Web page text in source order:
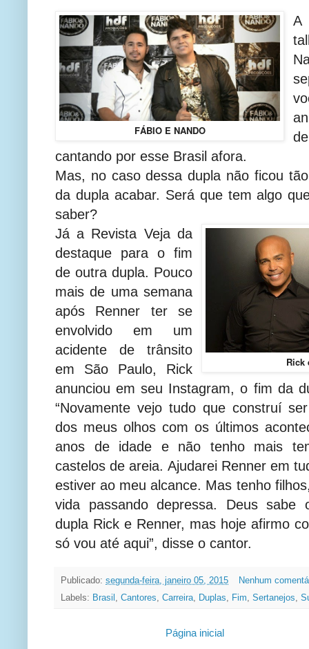
FÁBIO E NANDO
cantando por esse Brasil afora.
Mas, no caso dessa dupla não ficou
da dupla acabar. Será que tem algo
saber?
Rick
Já a Revista Veja da
destaque para o fim
de outra dupla. Pouco
mais de uma semana
após Renner ter se
envolvido em um
acidente de trânsito
em São Paulo, Rick
anunciou em seu Instagram, o fim da
“Novamente vejo tudo que construí
dos meus olhos com os últimos
anos de idade e não tenho mais
castelos de areia. Ajudarei Renner em
estiver ao meu alcance. Mas tenho
vida passando depressa. Deus sabe
dupla Rick e Renner, mas hoje afirmo
só vou até aqui”, disse o cantor.
Publicado: segunda-feira, janeiro 05, 2015
Nenhum
Labels: Brasil , Cantores, Carreira, Duplas, Fim, Sertanejos,
Página inicial